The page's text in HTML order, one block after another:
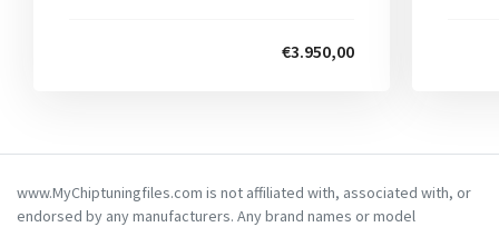
€3.950,00
www.MyChiptuningfiles.com is not affiliated with, associated with, or
endorsed by any manufacturers. Any brand names or model